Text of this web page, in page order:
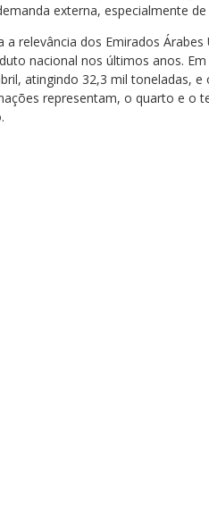
externa, especialmente
a relevância dos Emirados
nacional nos últimos anos.
atingindo 32,3 mil toneladas,
representam, o quarto e o